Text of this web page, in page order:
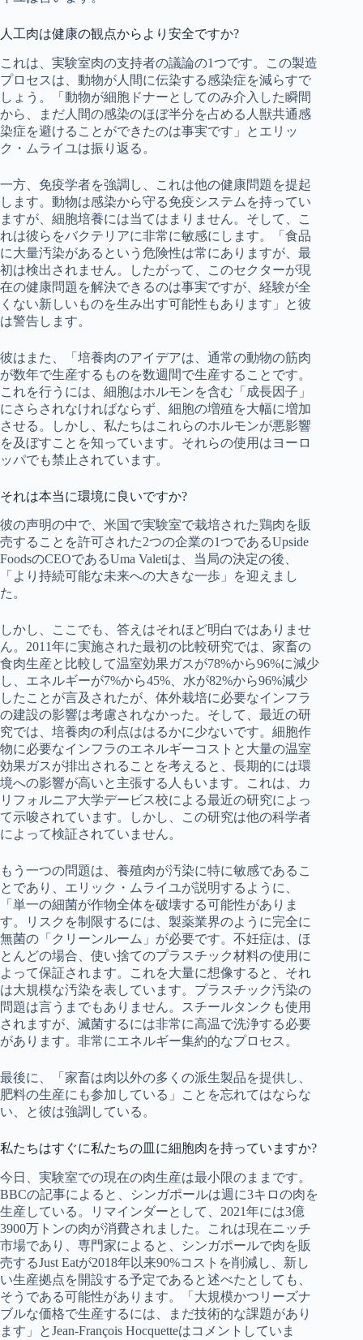
人工肉は健康の観点からより安全ですか?
これは、実験室肉の支持者の議論の1つです。この製造
プロセスは、動物が人間に伝染する感染症を減らすで
しょう。「動物が細胞ドナーとしてのみ介入した瞬間
から、まだ人間の感染のほぼ半分を占める人獣共通感
染症を避けることができたのは事実です」とエリッ
ク・ムライユは振り返る。
一方、免疫学者を強調し、これは他の健康問題を提起
します。動物は感染から守る免疫システムを持ってい
ますが、細胞培養には当てはまりません。そして、こ
れは彼らをバクテリアに非常に敏感にします。「食品
に大量汚染があるという危険性は常にありますが、最
初は検出されません。したがって、このセクターが現
在の健康問題を解決できるのは事実ですが、経験が全
くない新しいものを生み出す可能性もあります」と彼
は警告します。
彼はまた、「培養肉のアイデアは、通常の動物の筋肉
が数年で生産するものを数週間で生産することです。
これを行うには、細胞はホルモンを含む「成長因子」
にさらされなければならず、細胞の増殖を大幅に増加
させる。しかし、私たちはこれらのホルモンが悪影響
を及ぼすことを知っています。それらの使用はヨーロ
ッパでも禁止されています。
それは本当に環境に良いですか?
彼の声明の中で、米国で実験室で栽培された鶏肉を販
売することを許可された2つの企業の1つであるUpside
FoodsのCEOであるUma Valetiは、当局の決定の後、
「より持続可能な未来への大きな一歩」を迎えまし
た。
しかし、ここでも、答えはそれほど明白ではありませ
ん。2011年に実施された最初の比較研究では、家畜の
食肉生産と比較して温室効果ガスが78%から96%に減少
し、エネルギーが7%から45%、水が82%から96%減少
したことが言及されたが、体外栽培に必要なインフラ
の建設の影響は考慮されなかった。そして、最近の研
究では、培養肉の利点ははるかに少ないです。細胞作
物に必要なインフラのエネルギーコストと大量の温室
効果ガスが排出されることを考えると、長期的には環
境への影響が高いと主張する人もいます。これは、カ
リフォルニア大学デービス校による最近の研究によっ
て示唆されています。しかし、この研究は他の科学者
によって検証されていません。
もう一つの問題は、養殖肉が汚染に特に敏感であるこ
とであり、エリック・ムライユが説明するように、
「単一の細菌が作物全体を破壊する可能性がありま
す。リスクを制限するには、製薬業界のように完全に
無菌の「クリーンルーム」が必要です。不妊症は、ほ
とんどの場合、使い捨てのプラスチック材料の使用に
よって保証されます。これを大量に想像すると、それ
は大規模な汚染を表しています。プラスチック汚染の
問題は言うまでもありません。スチールタンクも使用
されますが、滅菌するには非常に高温で洗浄する必要
があります。非常にエネルギー集約的なプロセス。
最後に、「家畜は肉以外の多くの派生製品を提供し、
肥料の生産にも参加している」ことを忘れてはならな
い、と彼は強調している。
私たちはすぐに私たちの皿に細胞肉を持っていますか?
今日、実験室での現在の肉生産は最小限のままです。
BBCの記事によると、シンガポールは週に3キロの肉を
生産している。リマインダーとして、2021年には3億
3900万トンの肉が消費されました。これは現在ニッチ
市場であり、専門家によると、シンガポールで肉を販
売するJust Eatが2018年以来90%コストを削減し、新し
い生産拠点を開設する予定であると述べたとしても、
そうである可能性があります。「大規模かつリーズナ
ブルな価格で生産するには、まだ技術的な課題があり
ます」とJean-François Hocquetteはコメントしていま